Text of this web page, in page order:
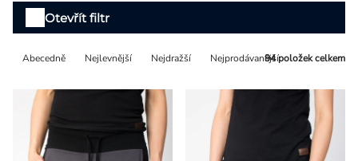
Měna
(CZK)
Přihlášení
Řazení
Abecedně Nejlevnější Nejdražší Nejprodávanější
94položek celkem
Otevřít filtr
Výpis
produktů